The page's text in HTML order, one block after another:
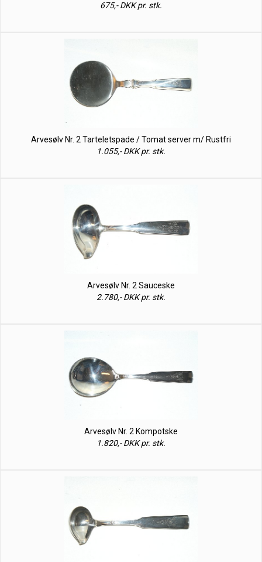
675,- DKK pr. stk.
Arvesølv Nr. 2 Tarteletspade / Tomat server m/ Rustfri
1.055,- DKK pr. stk.
Arvesølv Nr. 2 Sauceske
2.780,- DKK pr. stk.
Arvesølv Nr. 2 Kompotske
1.820,- DKK pr. stk.